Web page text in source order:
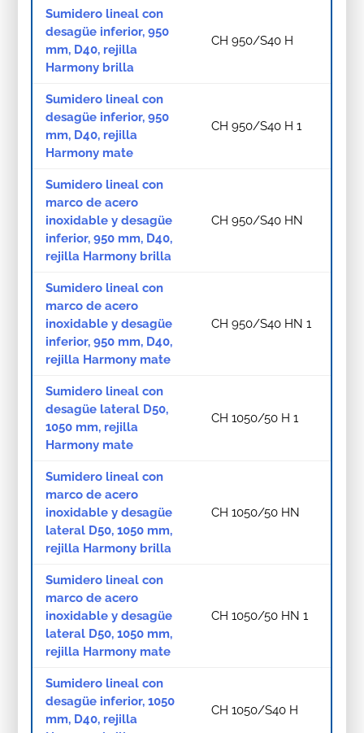
Sumidero lineal con
desagüe inferior, 950
mm, D40, rejilla
Harmony brilla
CH 950/S40 H
Sumidero lineal con
desagüe inferior, 950
mm, D40, rejilla
Harmony mate
CH 950/S40 H 1
Sumidero lineal con
marco de acero
inoxidable y desagüe
inferior, 950 mm, D40,
rejilla Harmony brilla
CH 950/S40 HN
Sumidero lineal con
marco de acero
inoxidable y desagüe
inferior, 950 mm, D40,
rejilla Harmony mate
CH 950/S40 HN 1
Sumidero lineal con
desagüe lateral D50,
1050 mm, rejilla
Harmony mate
CH 1050/50 H 1
Sumidero lineal con
marco de acero
inoxidable y desagüe
lateral D50, 1050 mm,
rejilla Harmony brilla
CH 1050/50 HN
Sumidero lineal con
marco de acero
inoxidable y desagüe
lateral D50, 1050 mm,
rejilla Harmony mate
CH 1050/50 HN 1
Sumidero lineal con
desagüe inferior, 1050
mm, D40, rejilla
CH 1050/S40 H